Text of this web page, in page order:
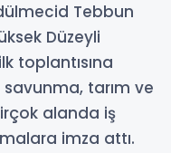
Tebbun
Düzeyli
toplantısına
savunma, tarım ve
alanda iş
imza attı.